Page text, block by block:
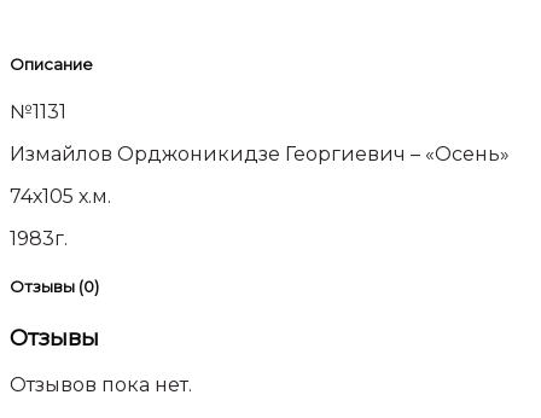
Описание
№1131
Измайлов Орджоникидзе Георгиевич – «Осень»
74х105 х.м.
1983г.
Отзывы (0)
Отзывы
Отзывов пока нет.